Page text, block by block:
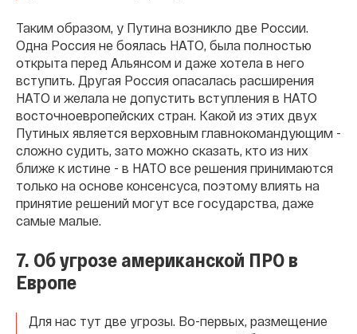
Таким образом, у Путина возникло две России.
Одна Россия не боялась НАТО, была полностью
открыта перед Альянсом и даже хотела в него
вступить. Другая Россия опасалась расширения
НАТО и желала не допустить вступления в НАТО
восточноевропейских стран. Какой из этих двух
Путиных является верховным главнокомандующим -
сложно судить, зато можно сказать, кто из них
ближе к истине - в НАТО все решения принимаются
только на основе консенсуса, поэтому влиять на
принятие решений могут все государства, даже
самые малые.
7. Об угрозе американской ПРО в
Европе
Для нас тут две угрозы. Во-первых, размещение